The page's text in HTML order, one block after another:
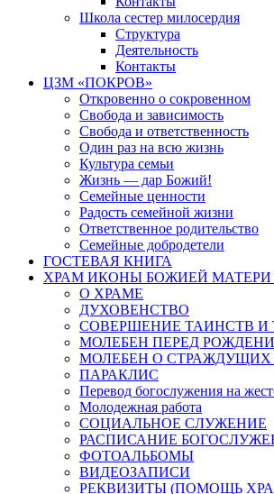
Школа сестер милосердия
Структура
Деятельность
Контакты
ЦЗМ «ПОКРОВ»
Откровенно о сокровенном
Свобода и зависимость
Свобода и ответственность
Один раз на всю жизнь
Культура семьи
Жизнь — дар Божий!
Семейные ценности
Радость семейной жизни
Ответственное родительство
Семейные добродетели
ГОСТЕВАЯ КНИГА
ХРАМ ИКОНЫ БОЖИЕЙ
О ХРАМЕ
ДУХОВЕНСТВО
СОВЕРШЕНИЕ ТАИНСТВ И
МОЛЕБЕН ПЕРЕД
МОЛЕБЕН О
ПАРАКЛИС
Перевод богослужения на
Молодежная работа
СОЦИАЛЬНОЕ СЛУЖЕНИЕ
РАСПИСАНИЕ
ФОТОАЛЬБОМЫ
ВИДЕОЗАПИСИ
РЕКВИЗИТЫ (ПОМОЩЬ